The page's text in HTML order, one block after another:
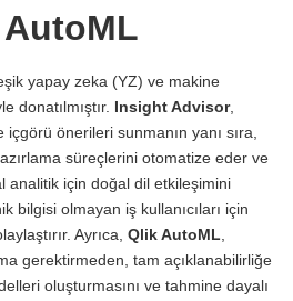
yapay zeka (YZ) ve makine
donatılmıştır. Insight Advisor,
önerileri sunmanın yanı sıra,
süreçlerini otomatize eder ve
analitik için doğal dil etkileşimini
bilgisi olmayan iş kullanıcıları için
Ayrıca, Qlik AutoML
gerektirmeden, tam açıklanabilirliğe
oluşturmasını ve tahmine dayalı